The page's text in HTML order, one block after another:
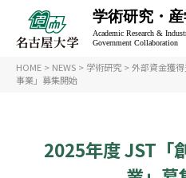
学術研究・
Academic Research &
Government Collaboration
2025年度 JST「
HOME > NEWS >学術研究 >外部資金獲
事業」募集開始